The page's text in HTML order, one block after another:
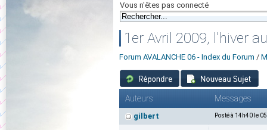
Vous n'êtes pas connecté
1er Avril 2009, l'hiver
Forum AVALANCHE 06 - Index du Forum /
Auteurs Messages
gilbert Posté à 14h40 le